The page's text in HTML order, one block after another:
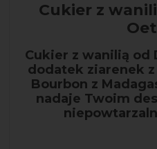
Cukier z
Cukier z wanilią od
dodatek ziarenek
Bourbon z
nadaje Twoim